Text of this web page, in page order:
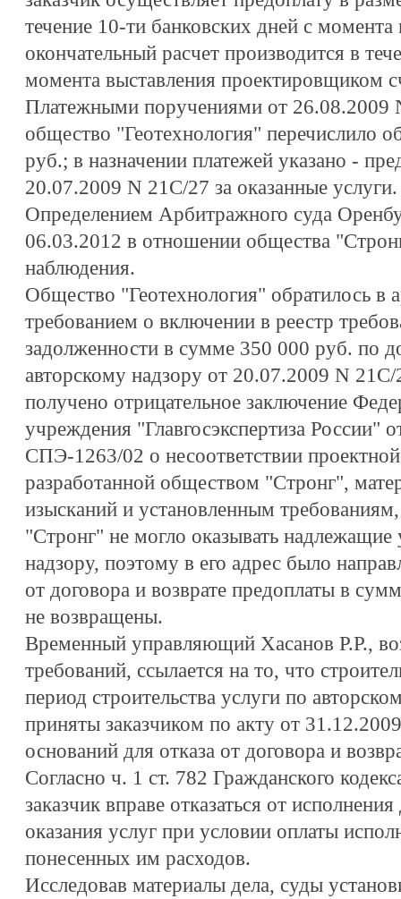
течение 10-ти банковских дней с момента
окончательный расчет производится в
момента выставления проектировщиком
Платежными поручениями от 26.08.2009
общество "Геотехнология" перечислило
руб.; в назначении платежей указано -
20.07.2009 N 21С/27 за оказанные услуги.
Определением Арбитражного суда
06.03.2012 в отношении общества
наблюдения.
Общество "Геотехнология" обратилось в
требованием о включении в реестр
задолженности в сумме 350 000 руб. по
авторскому надзору от 20.07.2009 N
получено отрицательное заключение
учреждения "Главгосэкспертиза России"
СПЭ-1263/02 о несоответствии
разработанной обществом "Стронг",
изысканий и установленным
"Стронг" не могло оказывать надлежащие
надзору, поэтому в его адрес было
от договора и возврате предоплаты в
не возвращены.
Временный управляющий Хасанов Р.Р.,
требований, ссылается на то, что
период строительства услуги по
приняты заказчиком по акту от
оснований для отказа от договора и
Согласно ч. 1 ст. 782 Гражданского
заказчик вправе отказаться от
оказания услуг при условии оплаты
понесенных им расходов.
Исследовав материалы дела, суды